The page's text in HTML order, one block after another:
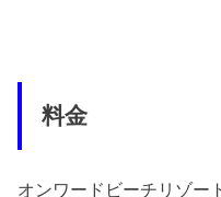
料金
オンワードビーチリゾー